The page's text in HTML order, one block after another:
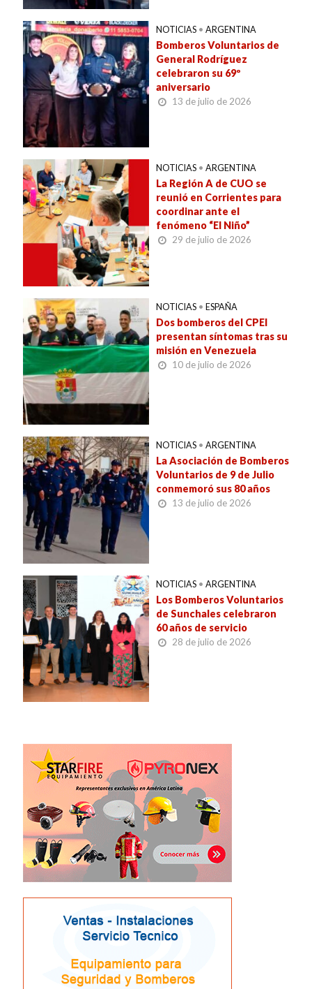
NOTICIAS • ARGENTINA
Bomberos Voluntarios de
General Rodríguez
celebraron su 69º
aniversario
13 de julio de 2026
NOTICIAS • ARGENTINA
La Región A de CUO se
reunió en Corrientes para
coordinar ante el
fenómeno “El Niño”
29 de julio de 2026
NOTICIAS • ESPAÑA
Dos bomberos del CPEI
presentan síntomas tras su
misión en Venezuela
10 de julio de 2026
NOTICIAS • ARGENTINA
La Asociación de Bomberos
Voluntarios de 9 de Julio
conmemoró sus 80 años
13 de julio de 2026
NOTICIAS • ARGENTINA
Los Bomberos Voluntarios
de Sunchales celebraron
60 años de servicio
28 de julio de 2026